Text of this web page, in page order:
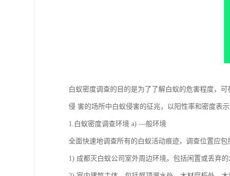
白蚁密度调查的目的是为了了解白蚁的危害程度，
侵 害的场所中白蚁侵害的征兆，以阳性率和密度表示
1.白蚁密度调查环境 a) —般环境
全面快速地调查所有的白蚁活动痕迹，调查位置应包
1) 成都灭白蚁公司室外周边环境。包括闲置或丢弃